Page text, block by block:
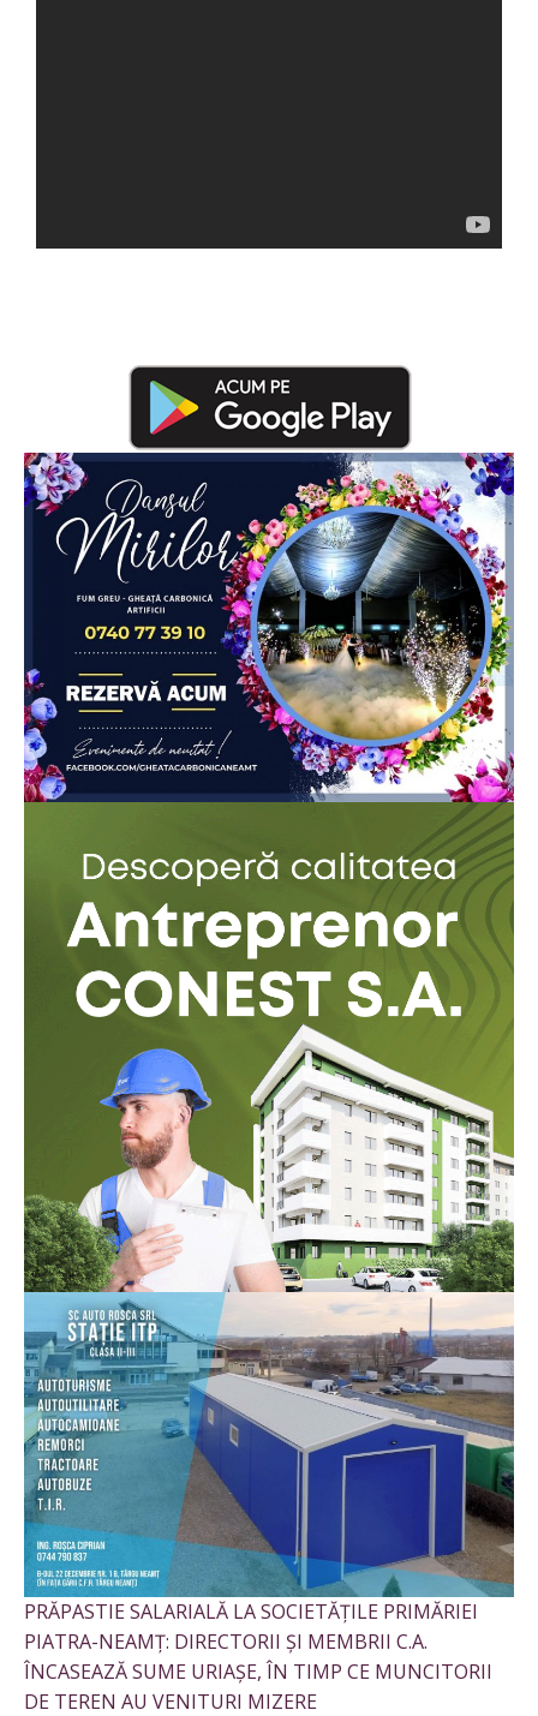
PRĂPASTIE SALARIALĂ LA SOCIETĂȚILE PRIMĂRIEI
PIATRA-NEAMȚ: DIRECTORII ȘI MEMBRII C.A.
ÎNCASEAZĂ SUME URIAȘE, ÎN TIMP CE MUNCITORII
DE TEREN AU VENITURI MIZERE